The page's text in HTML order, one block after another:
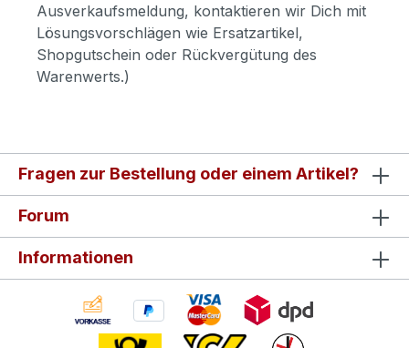
Ausverkaufsmeldung, kontaktieren wir Dich mit
Lösungsvorschlägen wie Ersatzartikel,
Shopgutschein oder Rückvergütung des
Warenwerts.)
Fragen zur Bestellung oder einem Artikel?
Forum
Informationen